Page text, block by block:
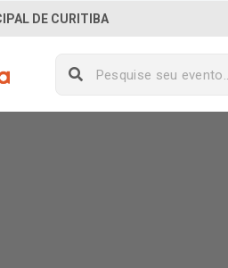
DE CURITIBA